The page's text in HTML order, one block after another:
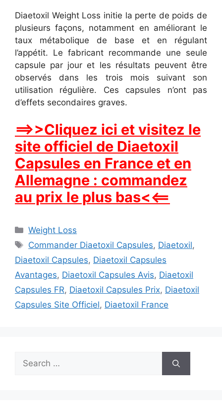
Diaetoxil Weight Loss initie la perte de poids de
plusieurs façons, notamment en améliorant le
taux métabolique de base et en régulant
l’appétit. Le fabricant recommande une seule
capsule par jour et les résultats peuvent être
observés dans les trois mois suivant son
utilisation régulière. Ces capsules n’ont pas
d’effets secondaires graves.
==>>Cliquez ici et visitez le
site officiel de Diaetoxil
Capsules en France et en
Allemagne : commandez
au prix le plus bas<<==
Categories
Weight Loss
Tags
Commander Diaetoxil Capsules, Diaetoxil,
Diaetoxil Capsules, Diaetoxil Capsules
Avantages, Diaetoxil Capsules Avis, Diaetoxil
Capsules FR, Diaetoxil Capsules Prix, Diaetoxil
Capsules Site Officiel, Diaetoxil France
Search
for: